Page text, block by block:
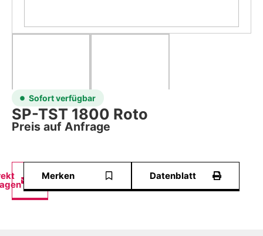
Sofort verfügbar
SP-TST 1800 Roto
Preis auf Anfrage
Merken Datenblatt